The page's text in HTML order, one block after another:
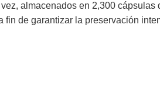
almacenados en 2,300
fin de garantizar la preservación